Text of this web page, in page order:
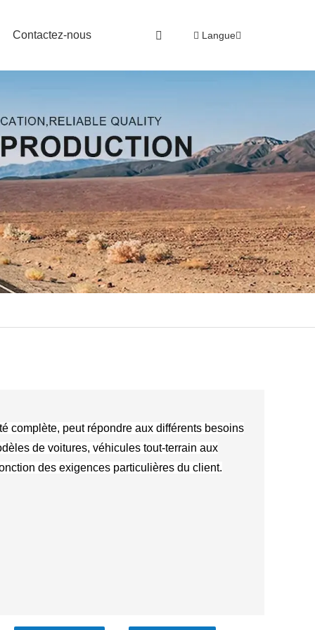
Contactez-nous Langue
complète, peut répondre aux différents besoins
de voitures, véhicules tout-terrain aux
des exigences particulières du client.